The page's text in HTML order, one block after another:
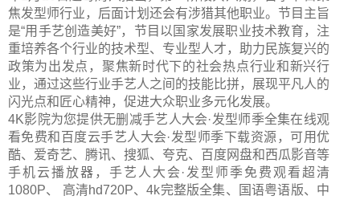
焦发型师行业，后面计划还会有涉猎其他职业。节目主旨
是“用手艺创造美好”，节目以国家发展职业技术教育，注
重培养各个行业的技术型、专业型人才，助力民族复兴的
政策为出发点，聚焦新时代下的社会热点行业和新兴行
业，通过这些行业手艺人之间的技能比拼，展现平凡人的
闪光点和匠心精神，促进大众职业多元化发展。
4K影院为您提供无删减手艺人大会·发型师季全集在线观
看免费和百度云手艺人大会·发型师季下载资源，可用优
酷、爱奇艺、腾讯、搜狐、夸克、百度网盘和西瓜影音等
手机云播放器，手艺人大会·发型师季免费观看超清
1080P、 高清hd720P、4k完整版全集、国语粤语版、中